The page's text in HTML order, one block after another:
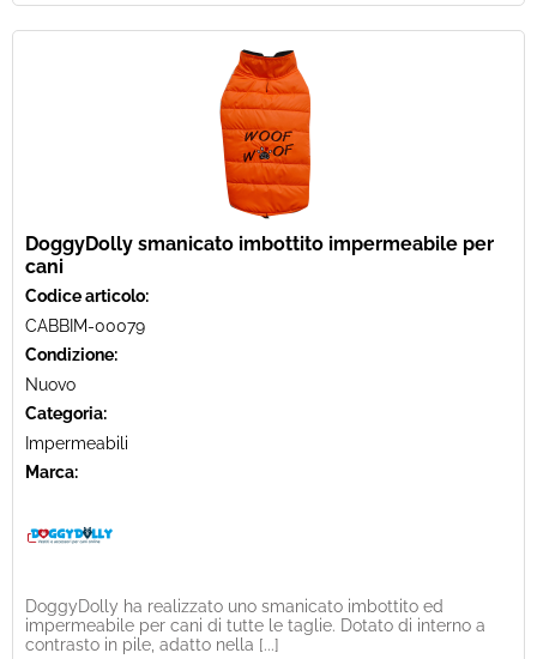
DoggyDolly smanicato imbottito impermeabile per
cani
Codice articolo:
CABBIM-00079
Condizione:
Nuovo
Categoria:
Impermeabili
Marca:
DoggyDolly ha realizzato uno smanicato imbottito ed
impermeabile per cani di tutte le taglie. Dotato di interno a
contrasto in pile, adatto nella [...]